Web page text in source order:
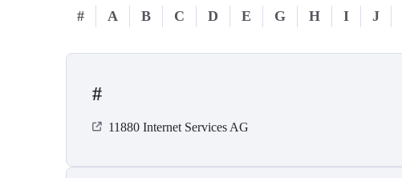
# A B C D E G H I J
#
11880 Internet Services AG